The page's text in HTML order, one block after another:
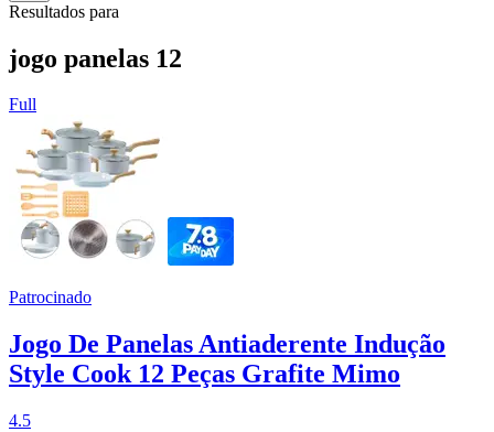
Resultados para
jogo panelas 12
Full
Patrocinado
Jogo De Panelas Antiaderente Indução
Style Cook 12 Peças Grafite Mimo
4.5